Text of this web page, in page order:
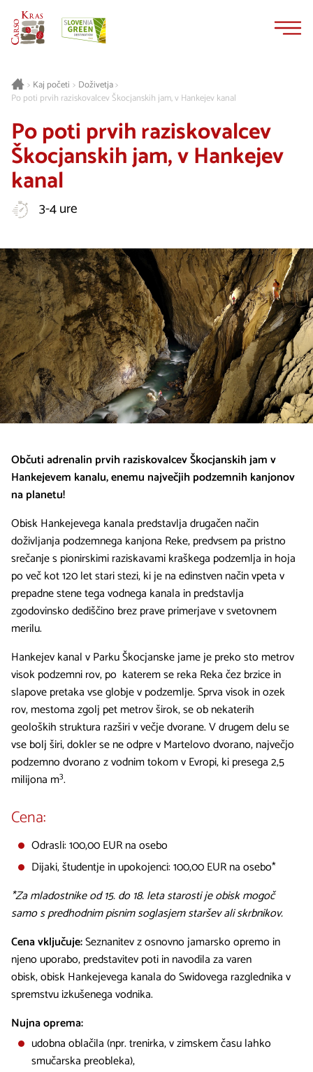
> Kaj početi > Doživetja>
Po poti prvih raziskovalcev Škocjanskih jam, v Hankejev kanal
Po poti prvih raziskovalcev
Škocjanskih jam, v Hankejev
kanal
3-4 ure
Občuti adrenalin prvih raziskovalcev Škocjanskih jam v
Hankejevem kanalu, enemu največjih podzemnih kanjonov
na planetu!
Obisk Hankejevega kanala predstavlja drugačen način
doživljanja podzemnega kanjona Reke, predvsem pa pristno
srečanje s pionirskimi raziskavami kraškega podzemlja in hoja
po več kot 120 let stari stezi, ki je na edinstven način vpeta v
prepadne stene tega vodnega kanala in predstavlja
zgodovinsko dediščino brez prave primerjave v svetovnem
merilu.
Hankejev kanal v Parku Škocjanske jame je preko sto metrov
visok podzemni rov, po katerem se reka Reka čez brzice in
slapove pretaka vse globje v podzemlje. Sprva visok in ozek
rov, mestoma zgolj pet metrov širok, se ob nekaterih
geoloških struktura razširi v večje dvorane. V drugem delu se
vse bolj širi, dokler se ne odpre v Martelovo dvorano, največjo
podzemno dvorano z vodnim tokom v Evropi, ki presega 2,5
milijona m3.
Cena:
Odrasli: 100,00 EUR na osebo
Dijaki, študentje in upokojenci: 100,00 EUR na osebo*
*Za mladostnike od 15. do 18. leta starosti je obisk mogoč
samo s predhodnim pisnim soglasjem staršev ali skrbnikov.
Cena vključuje:Seznanitev z osnovno jamarsko opremo in
njeno uporabo, predstavitev poti in navodila za varen
obisk, obisk Hankejevega kanala do Swidovega razglednika v
spremstvu izkušenega vodnika.
Nujna oprema:
udobna oblačila (npr. trenirka, v zimskem času lahko
smučarska preobleka),